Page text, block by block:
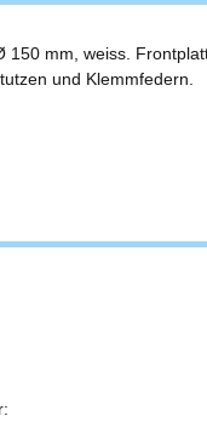
150 mm, weiss.
und Klemmfedern.